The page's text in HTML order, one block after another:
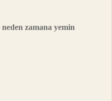
zamana yemin